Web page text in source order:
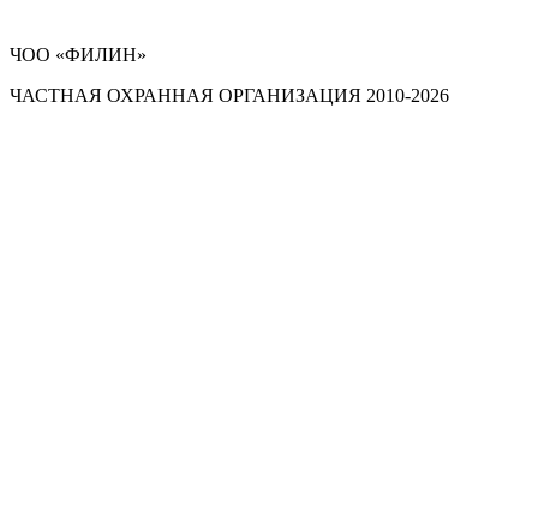
ЧОО «ФИЛИН»
ЧАСТНАЯ ОХРАННАЯ ОРГАНИЗАЦИЯ 2010-2026